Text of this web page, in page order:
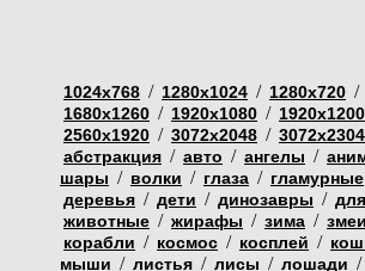
1024х768 / 1280х1024 / 1280х720 /
1680х1260 / 1920х1080 / 1920х1200
2560х1920 / 3072х2048 / 3072х2304
абстракция / авто / ангелы /
шары / волки / глаза / гламурные
деревья / дети / динозавры /
животные / жирафы / зима / змеи
корабли / космос / косплей /
мыши / листья / лисы / лошади /